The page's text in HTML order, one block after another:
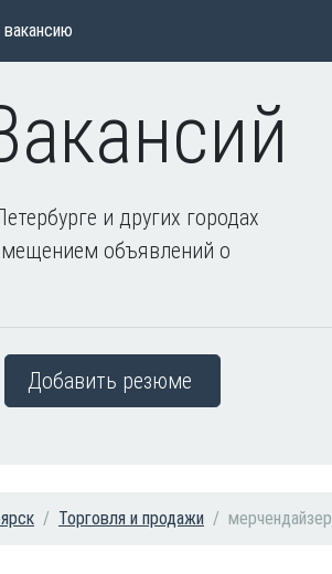
и других городах
объявлений о
Добавить резюме
Торговля и продажи мерчендайзер